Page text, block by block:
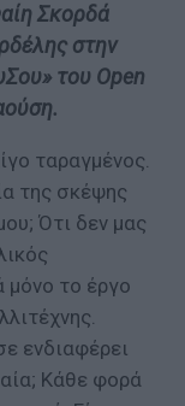
Σκορδά
στην
του Open
ταραγμένος.
της σκέψης
Ότι δεν μας
μόνο το έργο
ενδιαφέρει
Κάθε φορά